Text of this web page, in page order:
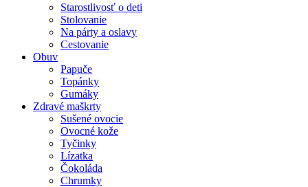
Starostlivosť o deti
Stolovanie
Na párty a oslavy
Cestovanie
Obuv
Papuče
Topánky
Gumáky
Zdravé maškrty
Sušené ovocie
Ovocné kože
Tyčinky
Lízatka
Čokoláda
Chrumky